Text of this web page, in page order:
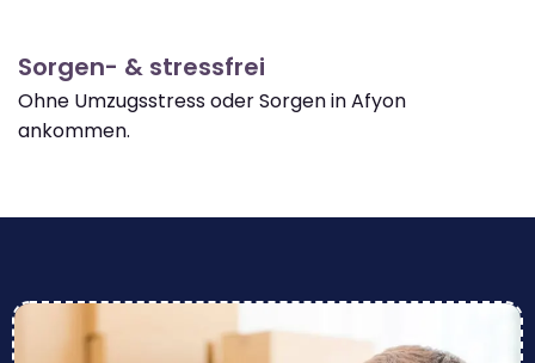
Sorgen- & stressfrei
Ohne Umzugsstress oder Sorgen in Afyon
ankommen.